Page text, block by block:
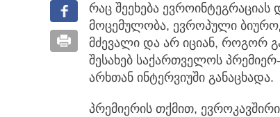
რაც შეეხება
მოცემულობა, ევროპული
მძევალი და არ იციან, როგორ
შესახებ საქართველოს
არხთან ინტერვიუში განაცხადა.
პრემიერის თქმით,